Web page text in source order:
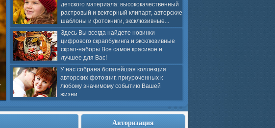
детского материала: высококачественный
растровый и векторный клипарт, авторские
шаблоны и фотокниги, эксклюзивные...
Здесь Вы всегда найдете новинки
цифрового скрапбукинга и эксклюзивные
скрап-наборы.Все самое красивое и
лучшее для Вас!
У нас собрана богатейшая коллекция
авторских фотокниг, приуроченных к
любому значимому событию Вашей
жизни...
Авторизация